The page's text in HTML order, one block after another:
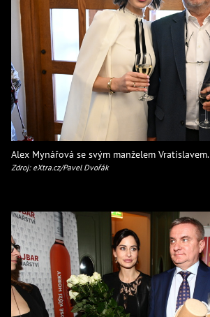
Alex Mynářová se svým manželem Vratislavem.
Zdroj: eXtra.cz/Pavel Dvořák